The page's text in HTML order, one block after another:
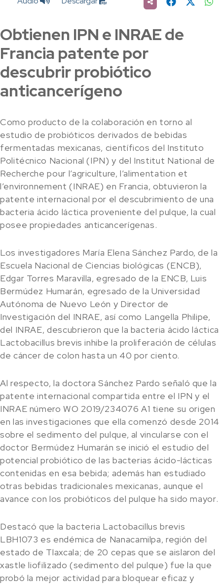
Obtienen IPN e INRAE de
Francia patente por
descubrir probiótico
anticancerígeno
Como producto de la colaboración en torno al
estudio de probióticos derivados de bebidas
fermentadas mexicanas, científicos del Instituto
Politécnico Nacional (IPN) y del Institut National de
Recherche pour l’agriculture, l’alimentation et
l’environnement (INRAE) en Francia, obtuvieron la
patente internacional por el descubrimiento de una
bacteria ácido láctica proveniente del pulque, la cual
posee propiedades anticancerígenas.
Los investigadores María Elena Sánchez Pardo, de la
Escuela Nacional de Ciencias biológicas (ENCB),
Edgar Torres Maravilla, egresado de la ENCB, Luis
Bermúdez Humarán, egresado de la Universidad
Autónoma de Nuevo León y Director de
Investigación del INRAE, así como Langella Philipe,
del INRAE, descubrieron que la bacteria ácido láctica
Lactobacillus brevis inhibe la proliferación de células
de cáncer de colon hasta un 40 por ciento.
Al respecto, la doctora Sánchez Pardo señaló que la
patente internacional compartida entre el IPN y el
INRAE número WO 2019/234076 A1 tiene su origen
en las investigaciones que ella comenzó desde 2014
sobre el sedimento del pulque, al vincularse con el
doctor Bermúdez Humarán se inició el estudio del
potencial probiótico de las bacterias ácido-lácticas
contenidas en esa bebida; además han estudiado
otras bebidas tradicionales mexicanas, aunque el
avance con los probióticos del pulque ha sido mayor.
Destacó que la bacteria Lactobacillus brevis
LBH1073 es endémica de Nanacamilpa, región del
estado de Tlaxcala; de 20 cepas que se aislaron del
xastle liofilizado (sedimento del pulque) fue la que
probó la mejor actividad para bloquear eficaz y